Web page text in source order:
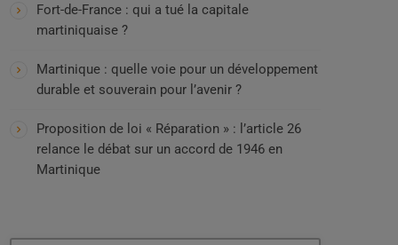
Fort-de-France : qui a tué la capitale
martiniquaise ?
Martinique : quelle voie pour un développement
durable et souverain pour l’avenir ?
Proposition de loi « Réparation » : l’article 26
relance le débat sur un accord de 1946 en
Martinique